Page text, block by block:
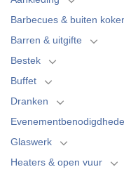
Barbecues & buiten
Barren & uitgifte
Bestek
Buffet
Dranken
Glaswerk
Heaters & open vuur